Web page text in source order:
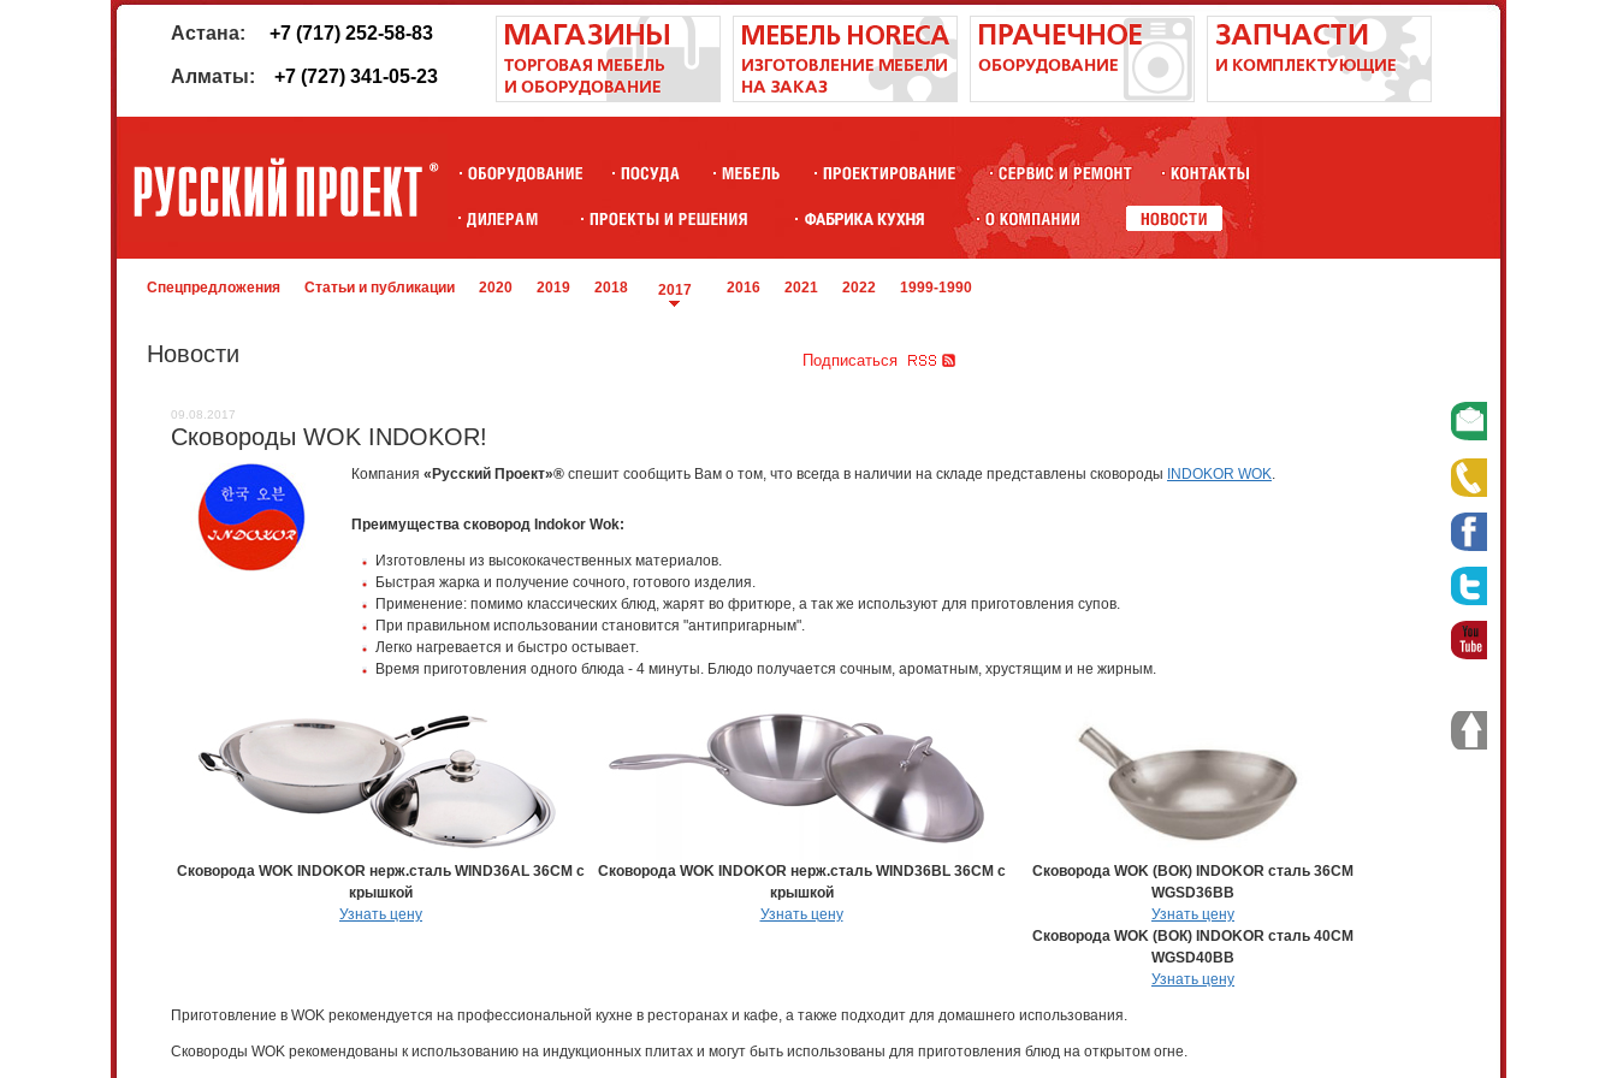
Астана: +7 (717) 252-58-83
Алматы: +7 (727) 341-05-23
Спецпредложения Статьи и публикации 2020 2019 2018 2017 2016 2021 2022 1999-1990
Новости Подписаться
09.08.2017
Сковороды WOK INDOKOR!
Компания «Русский Проект»® спешит сообщить Вам о том, что всегда в наличии на складе представлены сковороды INDOKOR WOK.
Преимущества сковород Indokor Wok:
Изготовлены из высококачественных материалов.
Быстрая жарка и получение сочного, готового изделия.
Применение: помимо классических блюд, жарят во фритюре, а так же используют для приготовления супов.
При правильном использовании становится "антипригарным".
Легко нагревается и быстро остывает.
Время приготовления одного блюда - 4 минуты. Блюдо получается сочным, ароматным, хрустящим и не жирным.
Сковорода WOK INDOKOR нерж.сталь WIND36AL 36СМ с
крышкой
Узнать цену
Сковорода WOK INDOKOR нерж.сталь WIND36BL 36СМ с
крышкой
Узнать цену
Сковорода WOK (ВОК) INDOKOR сталь 36СМ
WGSD36BB
Узнать цену
Сковорода WOK (ВОК) INDOKOR сталь 40СМ
WGSD40BB
Узнать цену
Приготовление в WOK рекомендуется на профессиональной кухне в ресторанах и кафе, а также подходит для домашнего использования.
Сковороды WOK рекомендованы к использованию на индукционных плитах и могут быть использованы для приготовления блюд на открытом огне.